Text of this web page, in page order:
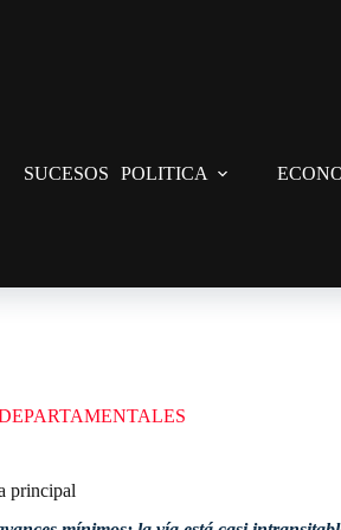
SUCESOS POLITICA
principal